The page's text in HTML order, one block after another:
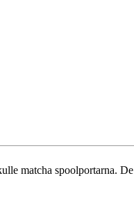
matcha spoolportarna.